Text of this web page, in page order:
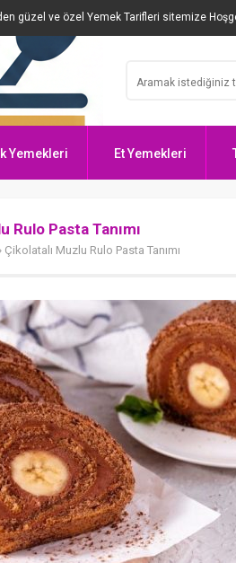
güzel ve özel Yemek Tarifleri sitemize
Yemekleri Et Yemekleri
Rulo Pasta Tanımı
Çikolatalı Muzlu Rulo Pasta Tanımı